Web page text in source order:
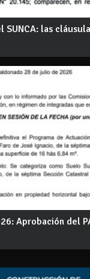
SUNCA: las
Aprobación del